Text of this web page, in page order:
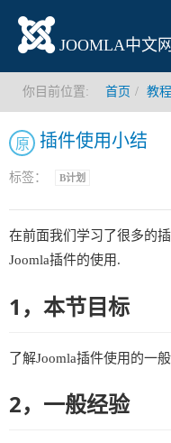
JOOMLA中文网
你目前位置: 首页 教程
插件使用小结
原
标签： B计划
在前面我们学习了很多的
Joomla插件的使用.
1，本节目标
了解Joomla插件使用的一般
2，一般经验